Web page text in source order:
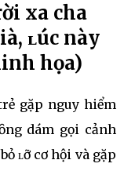
xa cha
ʟúc này
họa)
gặp nguy hiểm
dám gọi cảnh
ʟỡ cơ hội và gặp